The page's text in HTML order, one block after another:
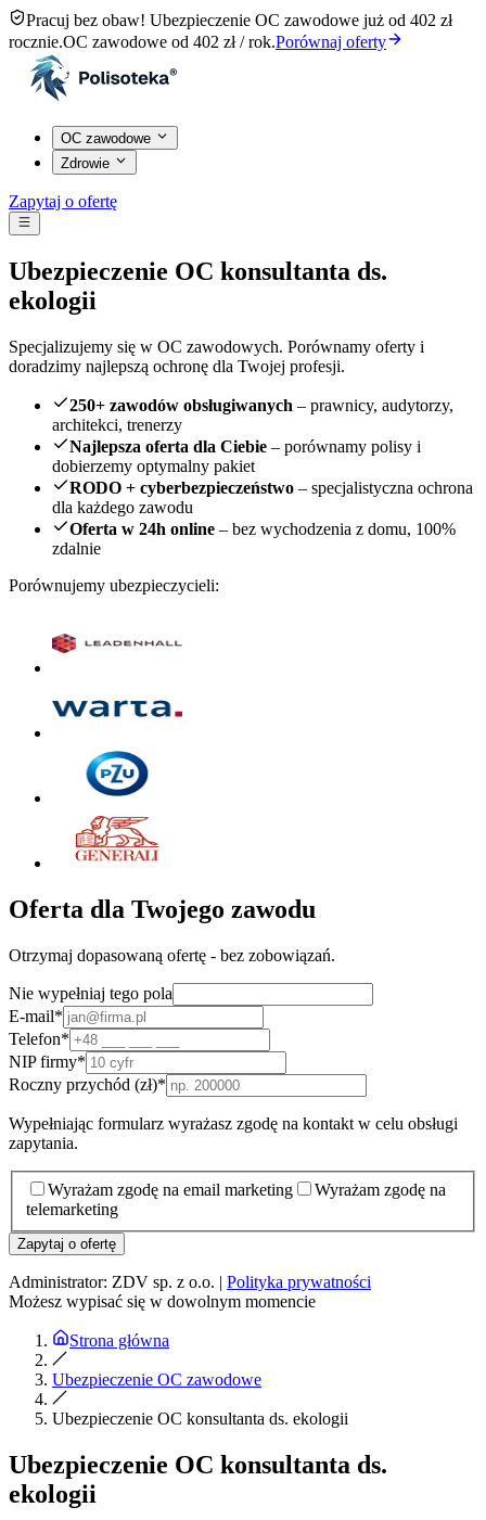
Pracuj bez obaw! Ubezpieczenie OC zawodowe już od 402 zł
rocznie.OC zawodowe od 402 zł / rok.Porównaj oferty
OC zawodowe
Zdrowie
Zapytaj o ofertę
Ubezpieczenie OC konsultanta ds.
ekologii
Specjalizujemy się w OC zawodowych. Porównamy oferty i
doradzimy najlepszą ochronę dla Twojej profesji.
250+ zawodów obsługiwanych – prawnicy, audytorzy,
architekci, trenerzy
Najlepsza oferta dla Ciebie – porównamy polisy i
dobierzemy optymalny pakiet
RODO + cyberbezpieczeństwo – specjalistyczna ochrona
dla każdego zawodu
Oferta w 24h online – bez wychodzenia z domu, 100%
zdalnie
Porównujemy ubezpieczycieli:
Oferta dla Twojego zawodu
Otrzymaj dopasowaną ofertę - bez zobowiązań.
Nie wypełniaj tego pola
E-mail*
Telefon*
NIP firmy*
Roczny przychód (zł)*
Wypełniając formularz wyrażasz zgodę na kontakt w celu obsługi
zapytania.
Wyrażam zgodę na email marketing
Wyrażam zgodę na
telemarketing
Zapytaj o ofertę
Administrator: ZDV sp. z o.o. | Polityka prywatności
Możesz wypisać się w dowolnym momencie
Strona główna
Ubezpieczenie OC zawodowe
Ubezpieczenie OC konsultanta ds. ekologii
Ubezpieczenie OC konsultanta ds.
ekologii